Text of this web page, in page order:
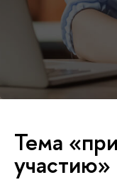
Тема
участию»